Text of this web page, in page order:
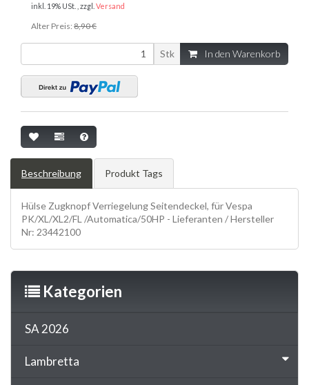
inkl. 19% USt. , zzgl. Versand
Alter Preis: 8,90 €
Stk In den Warenkorb
Beschreibung Produkt Tags
Hülse Zugknopf Verriegelung Seitendeckel, für Vespa
PK/XL/XL2/FL /Automatica/50HP - Lieferanten / Hersteller
Nr: 23442100
Kategorien
SA 2026
Lambretta